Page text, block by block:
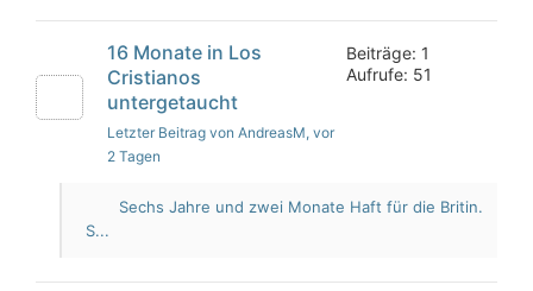
16 Monate in Los
Cristianos
untergetaucht
Letzter Beitrag von AndreasM, vor
2 Tagen
Beiträge: 1
Aufrufe: 51
Sechs Jahre und zwei Monate Haft für die Britin.
S...